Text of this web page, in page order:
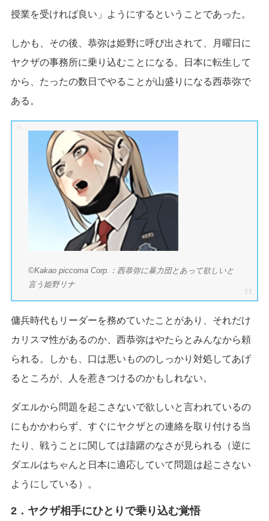
授業を受ければ良い」ようにするということであった。
しかも、その後、恭弥は姫野に呼び出されて、月曜日に
ヤクザの事務所に乗り込むことになる。日本に転生して
から、たったの数日でやることが山盛りになる西恭弥で
ある。
©Kakao piccoma Corp.：西恭弥に暴力団とあって欲しいと
言う姫野リナ
傭兵時代もリーダーを務めていたことがあり、それだけ
カリスマ性があるのか、西恭弥はやたらとみんなから頼
られる。しかも、口は悪いもののしっかり対処してあげ
るところが、人を惹きつけるのかもしれない。
ダエルから問題を起こさないで欲しいと言われているの
にもかかわらず、すぐにヤクザとの連絡を取り付ける当
たり、戦うことに関しては躊躇のなさが見られる（逆に
ダエルはちゃんと日本に適応していて問題は起こさない
ようにしている）。
2．ヤクザ相手にひとりで乗り込む覚悟